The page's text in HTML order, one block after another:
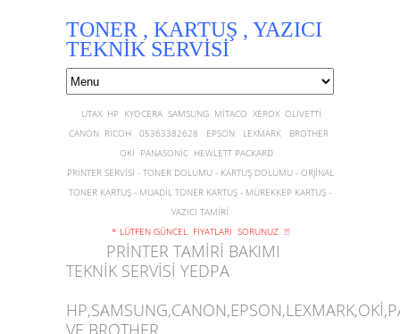
TONER , KARTUŞ , YAZICI
TEKNİK SERVİSİ
UTAX HP KYOCERA SAMSUNG MİTACO XEROX OLİVETTİ
CANON RİCOH 05363382628 EPSON LEXMARK BROTHER
OKİ PANASONİC HEWLETT PACKARD
PRİNTER SERVİSİ - TONER DOLUMU - KARTUŞ DOLUMU - ORJİNAL
TONER KARTUŞ - MUADİL TONER KARTUŞ - MÜREKKEP KARTUŞ -
YAZICI TAMİRİ
* LÜTFEN GÜNCEL FİYATLARI SORUNUZ !!!
PRİNTER TAMİRİ BAKIMI
TEKNİK SERVİSİ YEDPA
VE BROTHER